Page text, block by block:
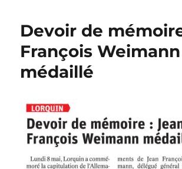
Devoir de
François Weimann
médaillé